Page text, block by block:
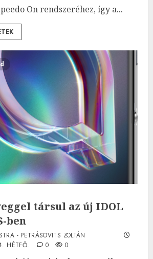
On rendszeréhez, így a...
társul az új IDOL
ben
- PETRÁSOVITS ZOLTÁN
HÉTFŐ.
0 0